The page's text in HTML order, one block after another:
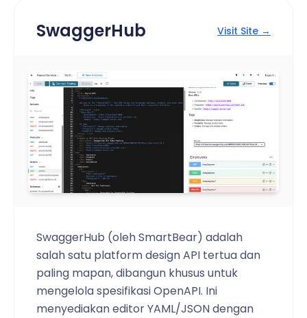
SwaggerHub Visit Site →
SwaggerHub (oleh SmartBear) adalah
salah satu platform design API tertua dan
paling mapan, dibangun khusus untuk
mengelola spesifikasi OpenAPI. Ini
menyediakan editor YAML/JSON dengan